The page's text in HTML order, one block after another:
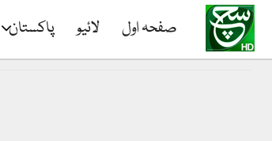
صفحہ اول لائیو پاکستان